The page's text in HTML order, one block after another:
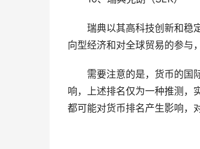
瑞典以其高科技创新和稳
向型经济和对全球贸易的参与
需要注意的是，货币的国
响，上述排名仅为一种推测，
都可能对货币排名产生影响，